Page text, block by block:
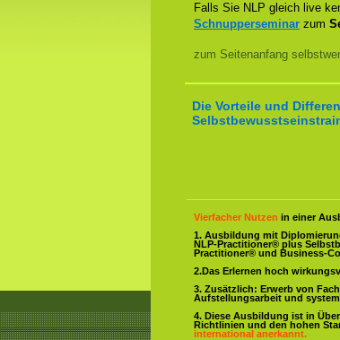
Falls Sie NLP gleich live
Schnupperseminar zum
zum Seitenanfang
Die Vorteile und
Vierfacher Nutzen in einer
1. Ausbildung mit
NLP-Practitioner® plus
Practitioner® und Business-
2.Das Erlernen hoch
3. Zusätzlich: Erwerb von
Aufstellungsarbeit und
4. Diese Ausbildung ist in
Richtlinien und den hohen
international anerkannt.